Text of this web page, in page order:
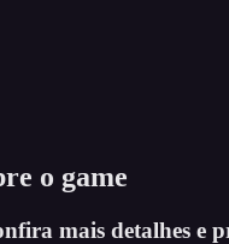
o game
mais detalhes e